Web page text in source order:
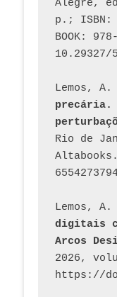
Alegre,
p.; ISBN:
BOOK:
10.29327/
Lemos, A.
precária.
Rio de
Lemos, A.
digitais
Arcos
2026,
https://